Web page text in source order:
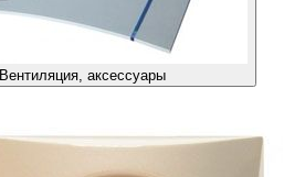
Вентиляция, аксессуары